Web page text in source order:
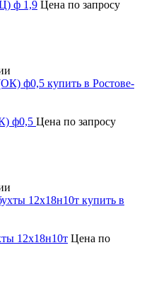
ф 1,9 Цена по запросу
ф0,5 Цена по запросу
12х18н10т Цена по